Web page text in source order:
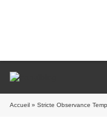
Accueil » Stricte Observance